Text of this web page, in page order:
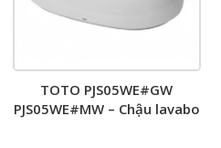
TOTO PJS05WE#GW
PJS05WE#MW – Chậu lavabo